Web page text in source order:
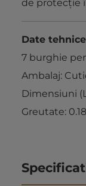
de protecție
Date
7 burghie
Ambalaj:
Dimensiuni
Greutate: